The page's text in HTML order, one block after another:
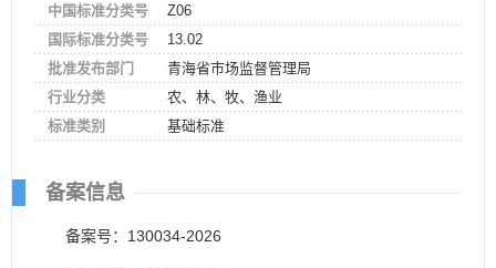
中国标准分类号
Z06
国际标准分类号
13.02
批准发布部门
青海省市场监督管理局
行业分类
农、林、牧、渔业
标准类别
基础标准
备案信息
备案号：130034-2026